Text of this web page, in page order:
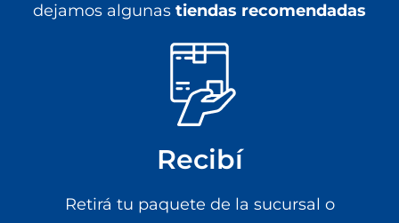
dejamos algunas tiendas recomendadas
Recibí
Retirá tu paquete de la sucursal o